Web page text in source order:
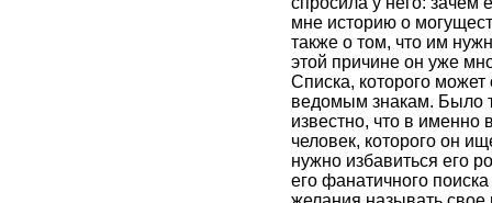
мне историю о
также о том, что им
этой причине он уже
Списка, которого
ведомым знакам. Было
известно, что в именно
человек, которого он
нужно избавиться его
его фанатичного